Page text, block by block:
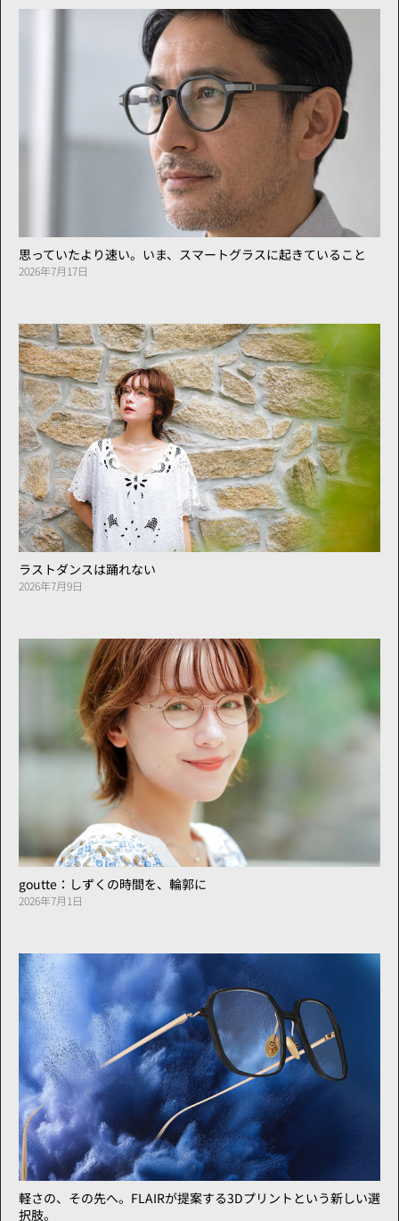
思っていたより速い。いま、スマートグラスに起きていること
2026年7月17日
ラストダンスは踊れない
2026年7月9日
goutte：しずくの時間を、輪郭に
2026年7月1日
軽さの、その先へ。FLAIRが提案する3Dプリントという新しい選
択肢。